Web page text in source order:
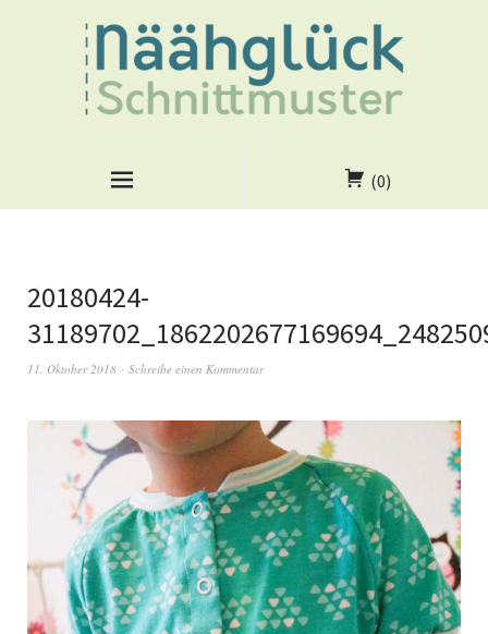
(0)
20180424-
11. Oktober 2018 Schreibe einen Kommentar